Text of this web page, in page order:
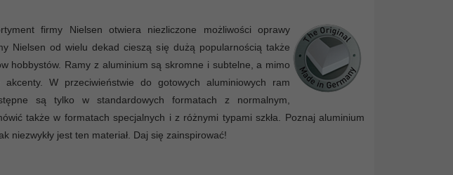
firmy Nielsen otwiera niezliczone możliwości oprawy
Nielsen od wielu dekad cieszą się dużą popularnością także
hobbystów. Ramy z aluminium są skromne i subtelne, a mimo
W przeciwieństwie do gotowych aluminiowych ram
są tylko w standardowych formatach z normalnym,
także w formatach specjalnych i z różnymi typami szkła. Poznaj aluminium
niezwykły jest ten materiał. Daj się zainspirować!